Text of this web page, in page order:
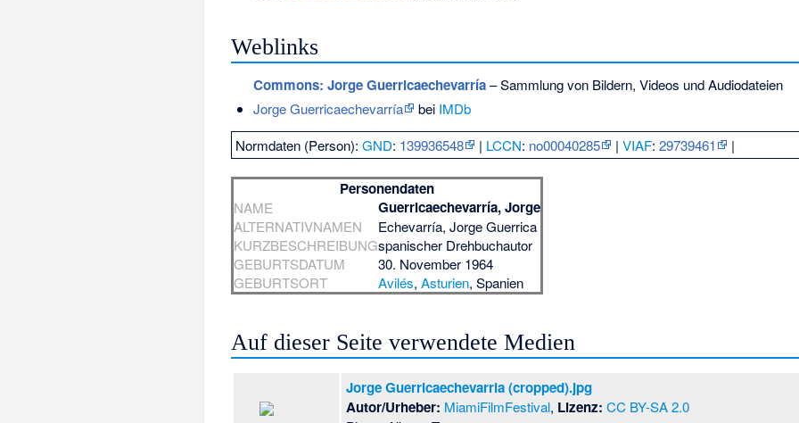
Weblinks
Commons: Jorge Guerricaechevarría– Sammlung von Bildern, Videos und Audiodateien
Jorge Guerricaechevarría
bei IMDb
Normdaten (Person):GND: 139936548 | LCCN: no00040285 |VIAF:29739461 |
Personendaten
NAME Guerricaechevarría, Jorge
ALTERNATIVNAMEN
Echevarría, Jorge Guerrica
KURZBESCHREIBUNGspanischer Drehbuchautor
GEBURTSDATUM
30. November 1964
GEBURTSORT
Avilés,Asturien, Spanien
Auf dieser Seite verwendete Medien
Jorge Guerricaechevarria (cropped).jpg
Autor/Urheber: MiamiFilmFestival, Lizenz: CC BY-SA 2.0